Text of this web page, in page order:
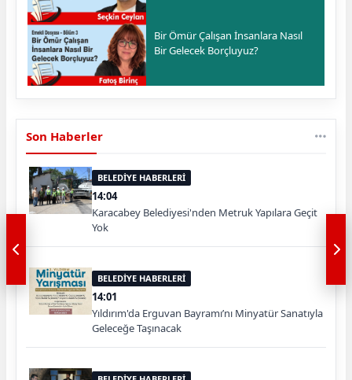
Bir Ömür Çalışan İnsanlara Nasıl
Bir Gelecek Borçluyuz?
Son Haberler
BELEDİYE HABERLERİ
14:04
Karacabey Belediyesi'nden Metruk Yapılara Geçit
Yok
BELEDİYE HABERLERİ
14:01
Yıldırım'da Erguvan Bayramı’nı Minyatür Sanatıyla
Geleceğe Taşınacak